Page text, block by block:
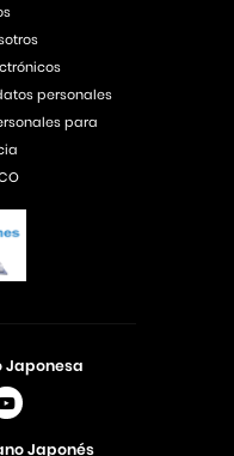
Japonesa
Japonés
personales
para